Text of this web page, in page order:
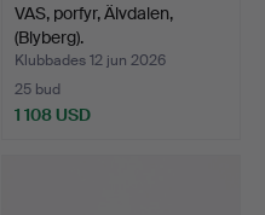
VAS, porfyr, Älvdalen,
(Blyberg).
Klubbades 12 jun 2026
25 bud
1 108 USD